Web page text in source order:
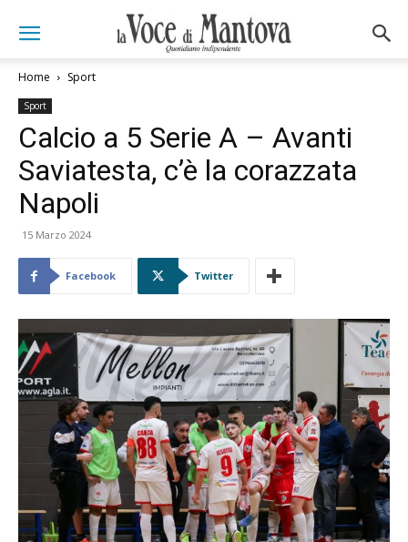
Home Sport
Sport
Calcio a 5 Serie A – Avanti
Saviatesta, c’è la corazzata
Napoli
15 Marzo 2024
Facebook Twitter